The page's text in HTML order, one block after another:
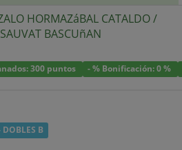
HORMAZáBAL CATALDO/
BASCUñAN
300 puntos - % Bonificación: 0 %
DOBLES B